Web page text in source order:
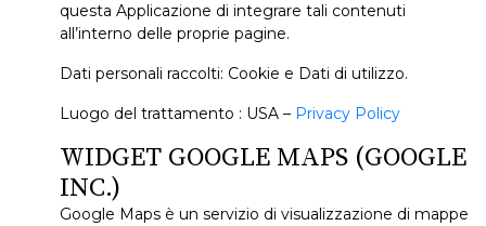
questa Applicazione di integrare tali contenuti
all’interno delle proprie pagine.
Dati personali raccolti: Cookie e Dati di utilizzo.
Luogo del trattamento : USA – Privacy Policy
WIDGET GOOGLE MAPS (GOOGLE
INC.)
Google Maps è un servizio di visualizzazione di mappe